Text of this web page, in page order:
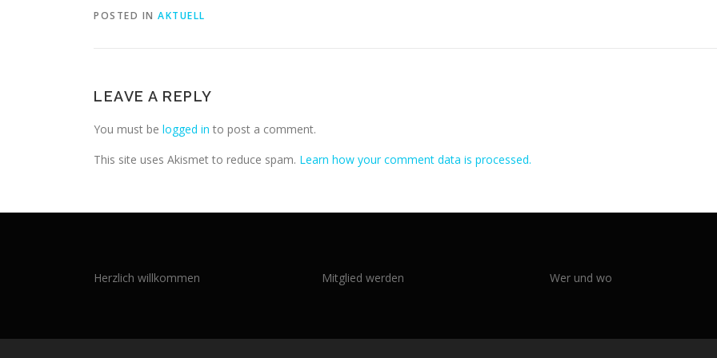
POSTED IN AKTUELL
LEAVE A REPLY
You must be logged in to post a comment.
This site uses Akismet to reduce spam. Learn how your comment data is processed.
Herzlich willkommen Mitglied werden Wer und wo